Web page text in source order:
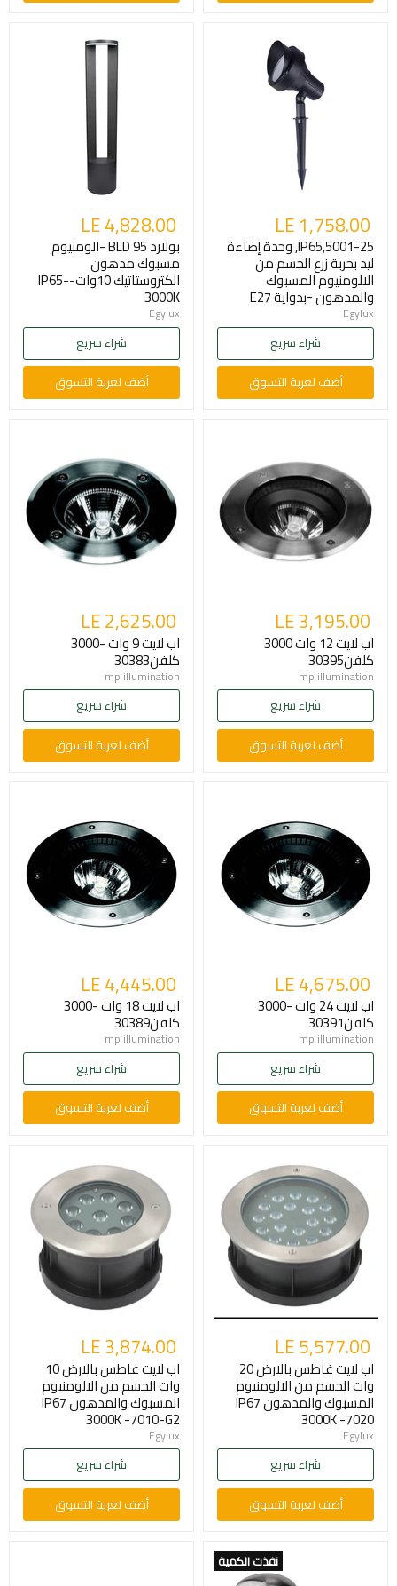
LE 1,758.00
5001-25,IP65, وحدة إضاءة
ليد بحربة زرع الجسم من
الالومنيوم المسبوك
والمدهون -بدواية E27
Egylux
شراء سريع
أضف لعربة التسوق
LE 4,828.00
بولارد BLD 95 -الومنيوم
مسبوك مدهون
الكتروستاتيك 10وات-IP65-
3000K
Egylux
شراء سريع
أضف لعربة التسوق
LE 3,195.00
اب لايت 12 وات 3000
كلفن30395
mp illumination
شراء سريع
أضف لعربة التسوق
LE 2,625.00
اب لايت 9 وات -3000
كلفن30383
mp illumination
شراء سريع
أضف لعربة التسوق
LE 4,675.00
اب لايت 24 وات -3000
كلفن30391
mp illumination
شراء سريع
أضف لعربة التسوق
LE 4,445.00
اب لايت 18 وات -3000
كلفن30389
mp illumination
شراء سريع
أضف لعربة التسوق
LE 5,577.00
اب لايت غاطس بالارض 20
وات الجسم من الالومنيوم
المسبوك والمدهون IP67
3000K -7020
Egylux
شراء سريع
أضف لعربة التسوق
LE 3,874.00
اب لايت غاطس بالارض 10
وات الجسم من الالومنيوم
المسبوك والمدهون IP67
3000K -7010-G2
Egylux
شراء سريع
أضف لعربة التسوق
نفذت الكمية